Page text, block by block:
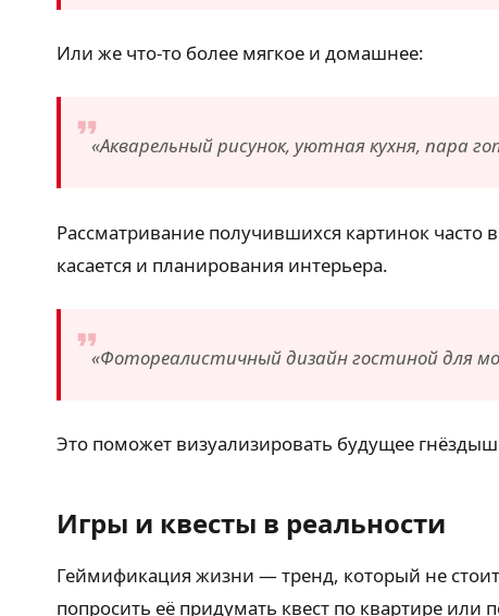
Или же что-то более мягкое и домашнее:
«Акварельный рисунок, уютная кухня, пара
Рассматривание получившихся картинок
касается и планирования интерьера.
«Фотореалистичный дизайн гостиной для
Это поможет визуализировать будущее
Игры и квесты в реальности
Геймификация жизни — тренд, который не
попросить её придумать квест по квартире или